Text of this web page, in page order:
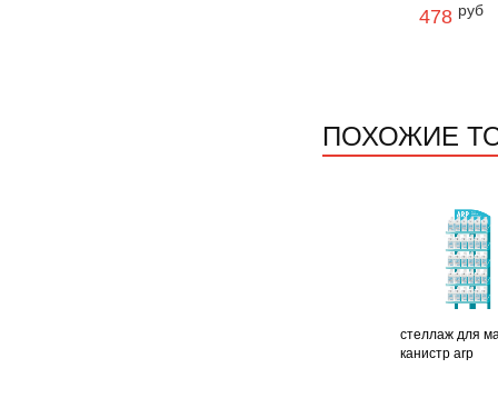
478 руб
ПОХОЖИЕ
стеллаж для
канистр arp